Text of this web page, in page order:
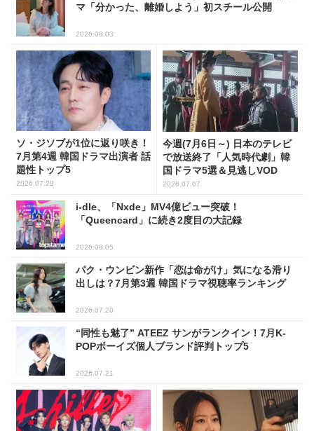
マ「分かった、離婚しよう」初スチール公開
2026.08.03
ソ・ジソブが1位に返り咲き！
7月第4週 韓国ドラマ出演者 話
題性トップ5
2026.07.29
今週(7月6日～) 日本のテレビ
で放送終了「人気時代劇」韓
国ドラマ5選＆見逃しVOD
2026.07.07
i-dle、「Nxde」MV4億ビュー突破！
「Queencard」に続き2度目の大記録
2026.08.05
パク・ウンビン新作「恋は命がけ」気になる滑り
出しは？7月第3週 韓国ドラマ視聴率ランキング
2026.07.20
“同性も魅了” ATEEZ サンがランクイン！7月K-
POPボーイズ個人ブランド評判トップ5
2026.07.21